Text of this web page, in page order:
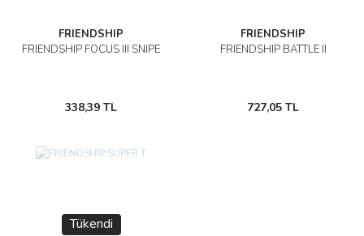
FRIENDSHIP
FRIENDSHIP FOCUS III SNIPE
338,39 TL
FRIENDSHIP
FRIENDSHIP BATTLE II
727,05 TL
Tükendi